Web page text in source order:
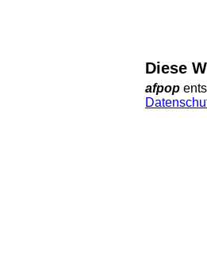
Diese
afpop